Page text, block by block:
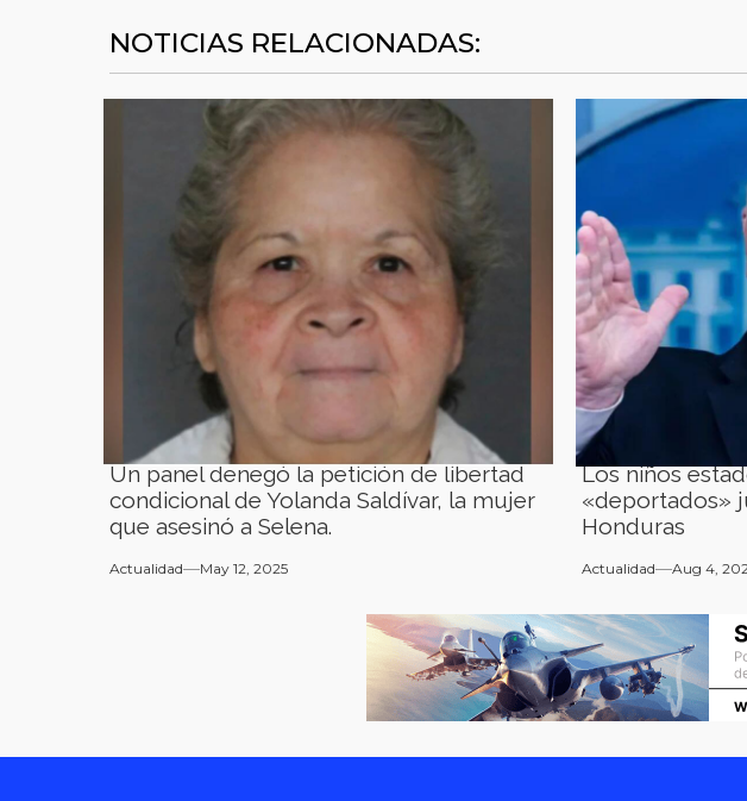
NOTICIAS RELACIONADAS:
Un panel denegó la petición de libertad
condicional de Yolanda Saldívar, la mujer
que asesinó a Selena.
Actualidad May 12, 2025
Los niños
«deportados»
Honduras
Actualidad Aug 4,